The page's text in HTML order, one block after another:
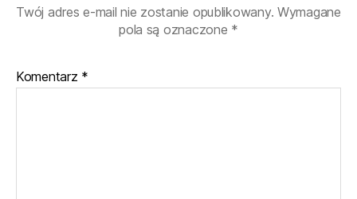
Twój adres e-mail nie zostanie opublikowany. Wymagane
pola są oznaczone *
Komentarz *